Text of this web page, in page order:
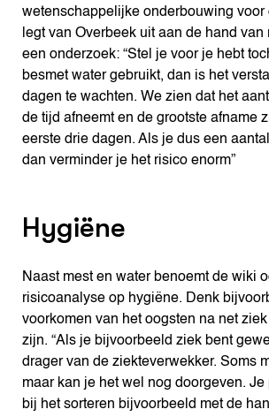
wetenschappelijke onderbouwing voor
legt van Overbeek uit aan de hand van
een onderzoek: “Stel je voor je hebt
besmet water gebruikt, dan is het
dagen te wachten. We zien dat het
de tijd afneemt en de grootste afname
eerste drie dagen. Als je dus een
dan verminder je het risico enorm”
Hygiëne
Naast mest en water benoemt de wiki
risicoanalyse op hygiëne. Denk
voorkomen van het oogsten na net
zijn. “Als je bijvoorbeeld ziek bent
drager van de ziekteverwekker. Soms
maar kan je het wel nog doorgeven. Je
bij het sorteren bijvoorbeeld met de